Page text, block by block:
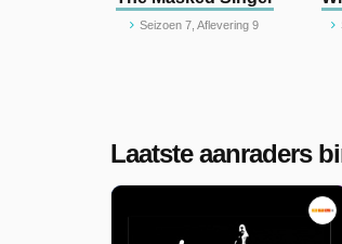
Seizoen 7, Aflevering 9
Laatste aanraders